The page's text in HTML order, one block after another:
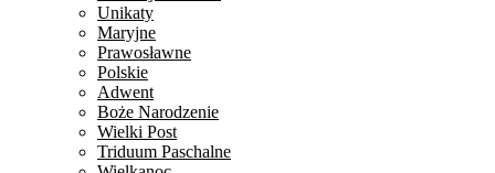
Unikaty
Maryjne
Prawosławne
Polskie
Adwent
Boże Narodzenie
Wielki Post
Triduum Paschalne